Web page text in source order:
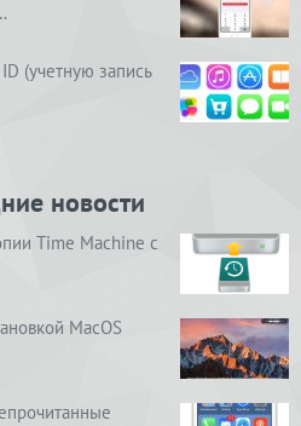
(учетную запись
новости
Time Machine с
MacOS